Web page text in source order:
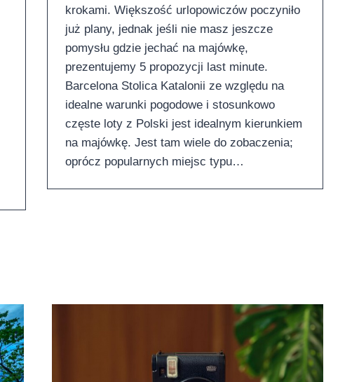
krokami. Większość urlopowiczów poczyniło
już plany, jednak jeśli nie masz jeszcze
pomysłu gdzie jechać na majówkę,
prezentujemy 5 propozycji last minute.
Barcelona Stolica Katalonii ze względu na
idealne warunki pogodowe i stosunkowo
częste loty z Polski jest idealnym kierunkiem
na majówkę. Jest tam wiele do zobaczenia;
oprócz popularnych miejsc typu…